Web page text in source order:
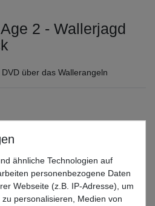
2 - Wallerjagd
über das Wallerangeln
3-7 Tage (Ausland)
Liefertermins hier
ähnliche Technologien auf
personenbezogene Daten
Webseite (z.B. IP-Adresse), um
personalisieren, Medien von